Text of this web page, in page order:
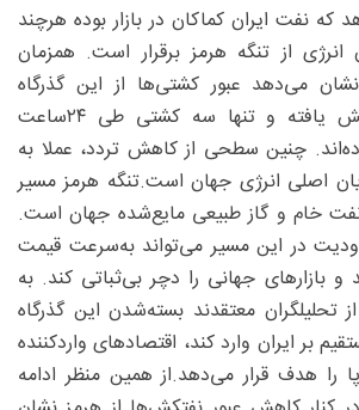
نفت ایران کماکان در بازار بوده هرچند
انرژی از تنگه هرمز برقرار است. همزمان
می‌دهد عبور کشتی‌ها از این گذرگاه
حیاتی به‌شدت کاهش یافته و تنها سه کشتی طی ۲۴ساعت
چنین سطحی از کاهش تردد، عملا به
اصلی انرژی جهان است.تنگه هرمز مسیر
۲۰‌درصد نفت خام و گاز طبیعی مایع‌شده جهان است.
در این مسیر می‌تواند به‌سرعت قیمت
و بازارهای جهانی را دچر بی‌ثباتی کند. به
تحلیلگران معتقدند بسته‌شدن این گذرگاه
بر ایران وارد کند، اقتصادهای واردکننده
را هدف قرار می‌دهد.از همین منظر ادامه